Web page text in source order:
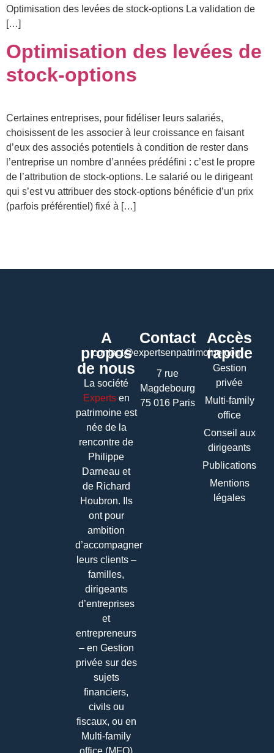
Optimisation des levées de stock-options La validation de
[…]
Optimisation des levées de
stock-options
Certaines entreprises, pour fidéliser leurs salariés,
choisissent de les associer à leur croissance en faisant
d’eux des associés potentiels à condition de rester dans
l’entreprise un nombre d’années prédéfini : c’est le propre
de l’attribution de stock-options. Le salarié ou le dirigeant
qui s’est vu attribuer des stock-options bénéficie d’un prix
(parfois préférentiel) fixé à […]
A
propos
de nous
La société
Expertsen
patrimoine est
née de la
rencontre de
Philippe
Darneau et
de Richard
Houbron. Ils
ont pour
ambition
d’accompagner
leurs clients –
familles,
dirigeants
d’entreprises
et
entrepreneurs
– en Gestion
privée sur des
sujets
financiers,
civils ou
fiscaux, ou en
Multi-family
office (MFO)
Contact
contact@expertsenpatrimoine.com
7 rue
Magdebourg
75 016 Paris
Accès
rapide
Gestion
privée
Multi-family
office
Conseil aux
dirigeants
Publications
Mentions
légales